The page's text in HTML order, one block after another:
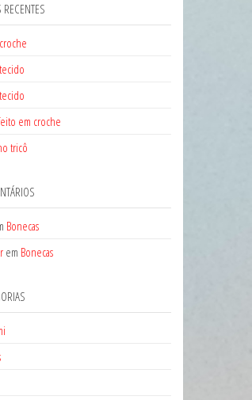
RECENTES
em croche
tricô
Bonecas
em Bonecas